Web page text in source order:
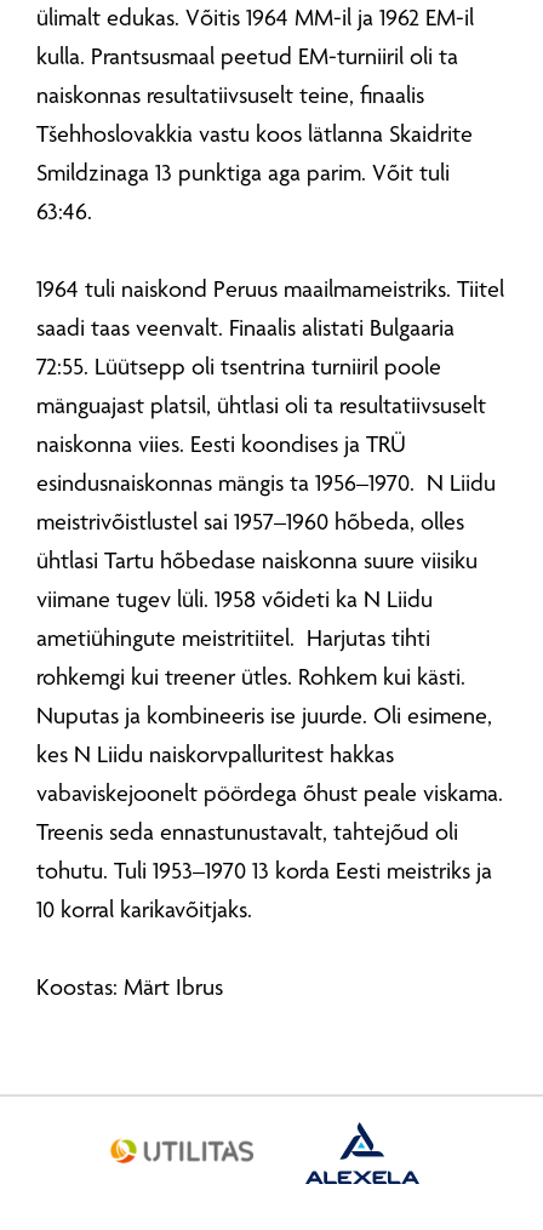
ülimalt edukas. Võitis 1964 MM-il ja 1962 EM-il
kulla. Prantsusmaal peetud EM-turniiril oli ta
naiskonnas resultatiivsuselt teine, finaalis
Tšehhoslovakkia vastu koos lätlanna Skaidrite
Smildzinaga 13 punktiga aga parim. Võit tuli
63:46.
1964 tuli naiskond Peruus maailmameistriks. Tiitel
saadi taas veenvalt. Finaalis alistati Bulgaaria
72:55. Lüütsepp oli tsentrina turniiril poole
mänguajast platsil, ühtlasi oli ta resultatiivsuselt
naiskonna viies. Eesti koondises ja TRÜ
esindusnaiskonnas mängis ta 1956–1970. N Liidu
meistrivõistlustel sai 1957–1960 hõbeda, olles
ühtlasi Tartu hõbedase naiskonna suure viisiku
viimane tugev lüli. 1958 võideti ka N Liidu
ametiühingute meistritiitel. Harjutas tihti
rohkemgi kui treener ütles. Rohkem kui kästi.
Nuputas ja kombineeris ise juurde. Oli esimene,
kes N Liidu naiskorvpalluritest hakkas
vabaviskejoonelt pöördega õhust peale viskama.
Treenis seda ennastunustavalt, tahtejõud oli
tohutu. Tuli 1953–1970 13 korda Eesti meistriks ja
10 korral karikavõitjaks.
Koostas: Märt Ibrus